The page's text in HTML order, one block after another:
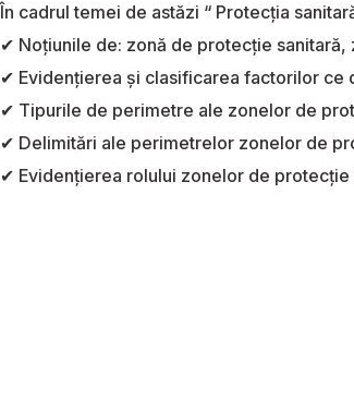
În cadrul temei de astăzi “ Protecția
✔ Noțiunile de: zonă de protecție
✔ Evidențierea și clasificarea factorilor ce
✔ Tipurile de perimetre ale zonelor de
✔ Delimitări ale perimetrelor zonelor de
✔ Evidențierea rolului zonelor de protecție